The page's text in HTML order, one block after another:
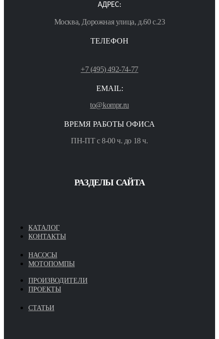
АДРЕС:
Москва, Дорожная улица, д.60 с.23
ТЕЛЕФОН
+7 (495) 492-74-77
EMAIL:
to@kompr.ru
ВРЕМЯ РАБОТЫ ОФИСА
ПН-ПТ с 8-00 ч. до 18 ч.
РАЗДЕЛЫ САЙТА
КАТАЛОГ
КОНТАКТЫ
НАСОСЫ
МОТОПОМПЫ
ПРОИЗВОДИТЕЛИ
ПРОЕКТЫ
СТАТЬИ